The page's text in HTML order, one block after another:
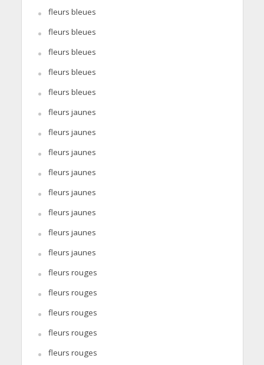
fleurs bleues
fleurs bleues
fleurs bleues
fleurs bleues
fleurs bleues
fleurs jaunes
fleurs jaunes
fleurs jaunes
fleurs jaunes
fleurs jaunes
fleurs jaunes
fleurs jaunes
fleurs jaunes
fleurs rouges
fleurs rouges
fleurs rouges
fleurs rouges
fleurs rouges